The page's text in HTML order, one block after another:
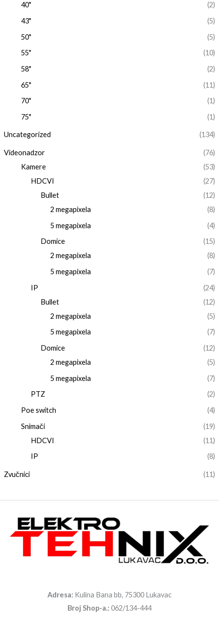
40"
(2)
43"
(5)
50"
(5)
55"
(10)
58"
(2)
65"
(11)
70"
(1)
75"
(1)
Uncategorized (134)
Videonadzor
(76)
Kamere
(53)
HDCVI
(27)
Bullet
(12)
2 megapixela
(8)
5 megapixela
(4)
Domice
(15)
2 megapixela
(8)
5 megapixela
(7)
IP
(24)
Bullet
(12)
2 megapixela
(5)
5 megapixela
(7)
Domice
(12)
2 megapixela
(5)
5 megapixela
(7)
PTZ
(2)
Poe switch
(4)
Snimači
(19)
HDCVI
(11)
IP
(8)
Zvučnici (11)
Adresa: Kulina Bana bb, 75300 Lukavac
Broj Shop-a.: 062/134-444